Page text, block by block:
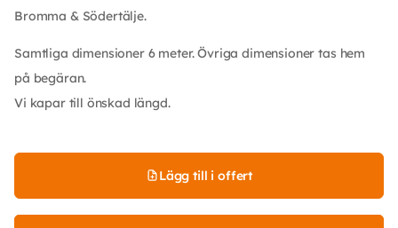
Bromma & Södertälje.
Samtliga dimensioner 6 meter. Övriga dimensioner tas hem
på begäran.
Vi kapar till önskad längd.
Lägg till i offert